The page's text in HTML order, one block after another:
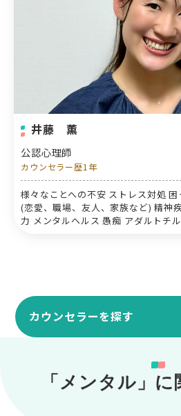
井藤 薫
公認心理師
カウンセラー歴1年
様々なことへの不安 ストレス対処
(恋愛、職場、友人、家族など) 精神
力 メンタルヘルス 愚痴 アダルトチ
カウンセラーを探す
「メンタル」